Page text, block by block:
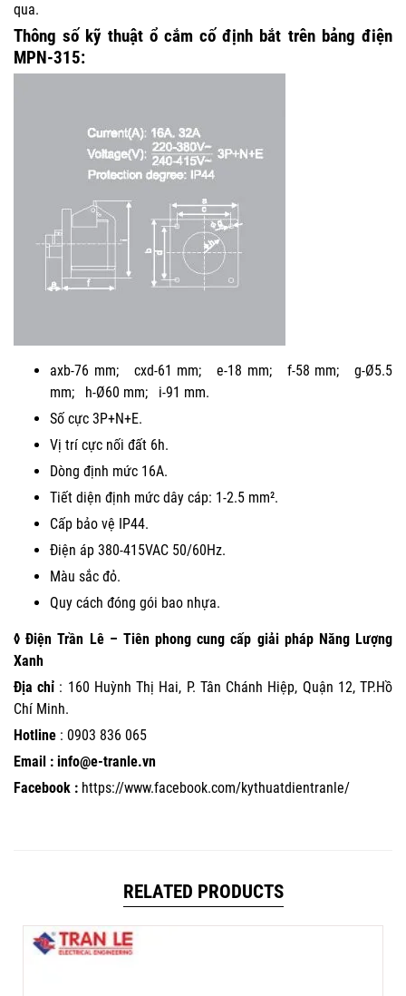
qua.
Thông số kỹ thuật ổ cắm cố định bắt trên bảng điện
MPN-315:
axb-76 mm; cxd-61 mm; e-18 mm; f-58 mm; g-Ø5.5
mm; h-Ø60 mm; i-91 mm.
Số cực 3P+N+E.
Vị trí cực nối đất 6h.
Dòng định mức 16A.
Tiết diện định mức dây cáp: 1-2.5 mm².
Cấp bảo vệ IP44.
Điện áp 380-415VAC 50/60Hz.
Màu sắc đỏ.
Quy cách đóng gói bao nhựa.
◊ Điện Trần Lê – Tiên phong cung cấp giải pháp Năng Lượng
Xanh
Địa chỉ : 160 Huỳnh Thị Hai, P. Tân Chánh Hiệp, Quận 12, TP.Hồ
Chí Minh.
Hotline : 0903 836 065
Email : info@e-tranle.vn
Facebook : https://www.facebook.com/kythuatdientranle/
RELATED PRODUCTS